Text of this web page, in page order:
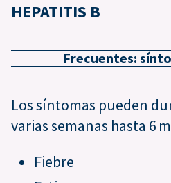
HEPATITIS B
Frecuentes:
Los síntomas pueden
varias semanas hasta 6
Fiebre